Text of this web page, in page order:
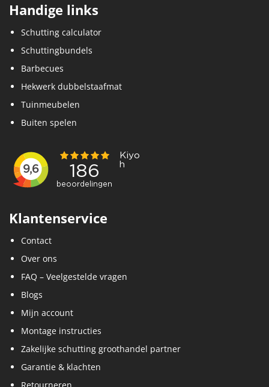
Handige links
Schutting calculator
Schuttingbundels
Barbecues
Hekwerk dubbelstaafmat
Tuinmeubelen
Buiten spelen
Klantenservice
Contact
Over ons
FAQ – Veelgestelde vragen
Blogs
Mijn account
Montage instructies
Zakelijke schutting groothandel partner
Garantie & klachten